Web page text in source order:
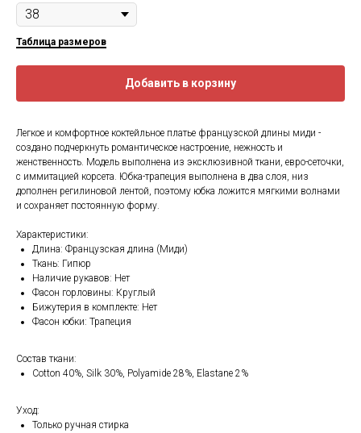
Таблица размеров
Добавить в корзину
Легкое и комфортное коктейльное платье французской длины миди -
создано подчеркнуть романтическое настроение, нежность и
женственность. Модель выполнена из эксклюзивной ткани, евро-сеточки,
с иммитацией корсета. Юбка-трапеция выполнена в два слоя, низ
дополнен регилиновой лентой, поэтому юбка ложится мягкими волнами
и сохраняет постоянную форму.
Характеристики:
Длина: Французская длина (Миди)
Ткань: Гипюр
Наличие рукавов: Нет
Фасон горловины: Круглый
Бижутерия в комплекте: Нет
Фасон юбки: Трапеция
Состав ткани:
Cotton 40%, Silk 30%, Polyamide 28%, Elastane 2%
Уход:
Только ручная стирка